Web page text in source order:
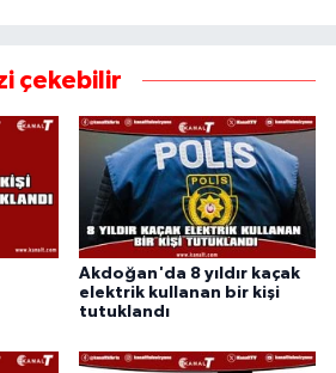
çekebilir
Akdoğan'da 8 yıldır kaçak
elektrik kullanan bir kişi
tutuklandı